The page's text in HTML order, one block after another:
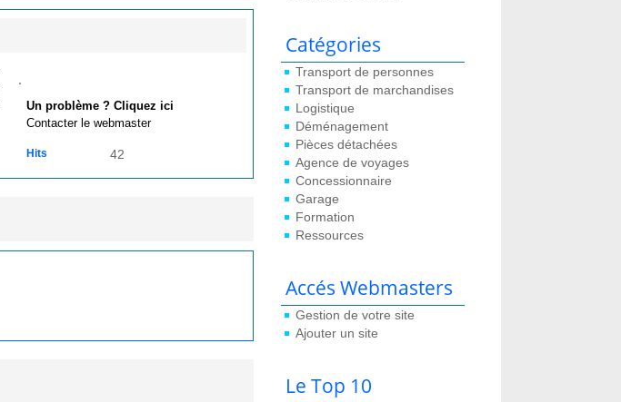
Catégories
Transport de personnes
Transport de marchandises
Logistique
Déménagement
Pièces détachées
Agence de voyages
Concessionnaire
Garage
Formation
Ressources
Accés Webmasters
Gestion de votre site
Ajouter un site
Le Top 10
Un problème ? Cliquez ici
Contacter le webmaster
Hits 42